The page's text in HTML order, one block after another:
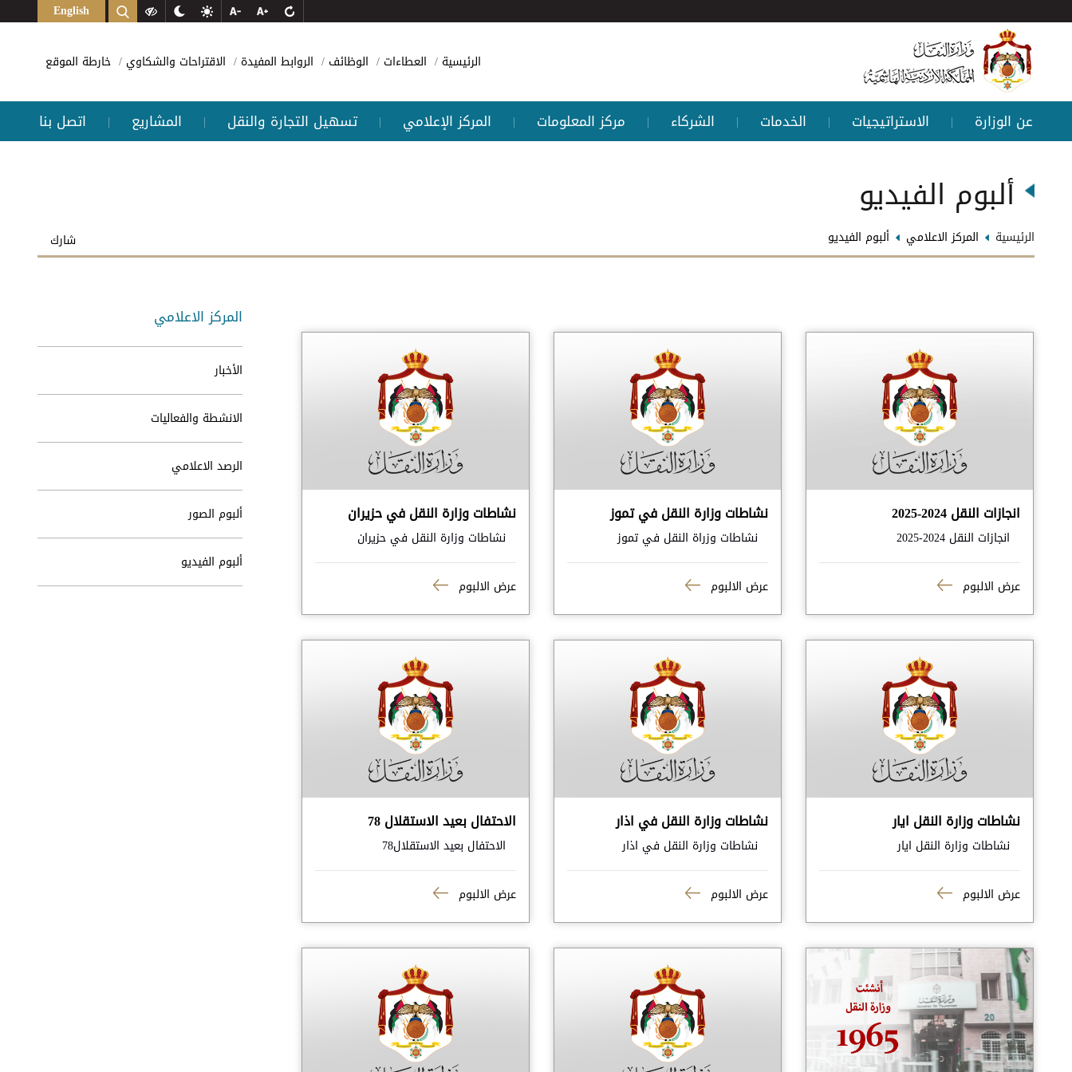
English
الرئيسية العطاءات الوظائف الروابط المفيدة الاقتراحات والشكاوي خارطة الموقع
عن الوزارة | الاستراتيجيات | الخدمات | الشركاء | مركز المعلومات | المركز الإعلامي | تسهيل التجارة والنقل | المشاريع | اتصل بنا
ألبوم الفيديو
الرئيسية المركز الاعلامي ألبوم الفيديو شارك
انجازات النقل 2024-2025
انجازات النقل 2024-2025
عرض الالبوم
نشاطات وزارة النقل في تموز
نشاطات وزراة النقل في تموز
عرض الالبوم
نشاطات وزارة النقل في حزيران
نشاطات وزارة النقل في حزيران
عرض الالبوم
نشاطات وزارة النقل ايار
نشاطات وزارة النقل ايار
عرض الالبوم
نشاطات وزارة النقل في اذار
نشاطات وزارة النقل في اذار
عرض الالبوم
الاحتفال بعيد الاستقلال 78
الاحتفال بعيد الاستقلال78
عرض الالبوم
المركز الاعلامي
الأخبار
الانشطة والفعاليات
الرصد الاعلامي
ألبوم الصور
ألبوم الفيديو